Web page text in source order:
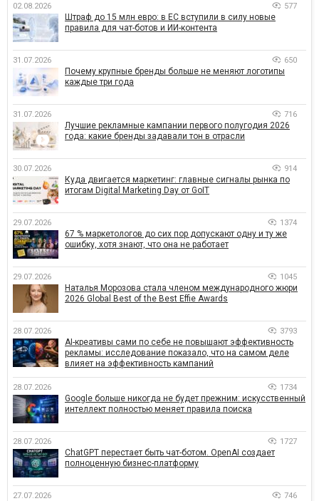
02.08.2026 577
Штраф до 15 млн евро: в ЕС вступили в силу новые
правила для чат-ботов и ИИ-контента
31.07.2026 650
Почему крупные бренды больше не меняют логотипы
каждые три года
31.07.2026 716
Лучшие рекламные кампании первого полугодия 2026
года: какие бренды задавали тон в отрасли
30.07.2026 914
Куда двигается маркетинг: главные сигналы рынка по
итогам Digital Marketing Day от GoIT
29.07.2026 1374
67 % маркетологов до сих пор допускают одну и ту же
ошибку, хотя знают, что она не работает
29.07.2026 1045
Наталья Морозова стала членом международного жюри
2026 Global Best of the Best Effie Awards
28.07.2026 3793
AI-креативы сами по себе не повышают эффективность
рекламы: исследование показало, что на самом деле
влияет на эффективность кампаний
28.07.2026 1734
Google больше никогда не будет прежним: искусственный
интеллект полностью меняет правила поиска
28.07.2026 1727
ChatGPT перестает быть чат-ботом. OpenAI создает
полноценную бизнес-платформу
27.07.2026 746